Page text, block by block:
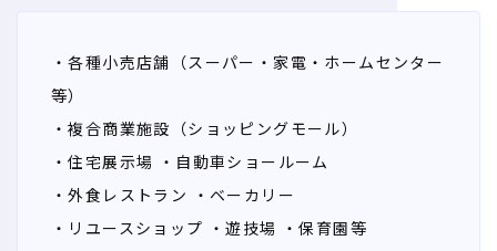
・各種小売店舗（スーパー・家電・ホームセンター
等）
・複合商業施設（ショッピングモール）
・住宅展示場 ・自動車ショールーム
・外食レストラン ・ベーカリー
・リユースショップ ・遊技場 ・保育園等